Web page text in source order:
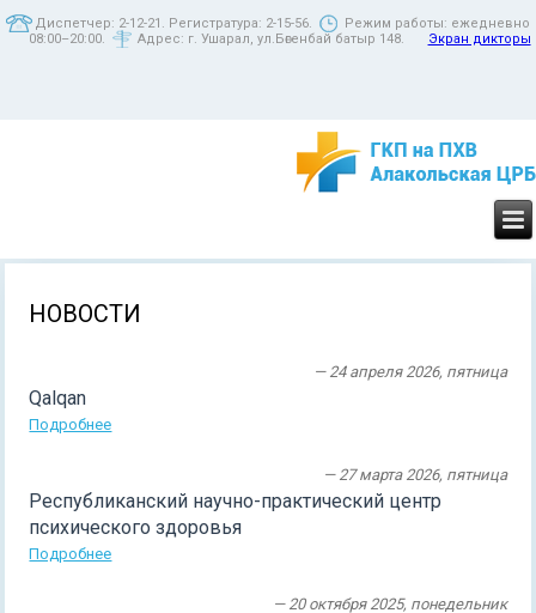
Диспетчер: 2-12-21. Регистратура: 2-15-56.
Режим работы: ежедневно
08:00–20:00.
Адрес: г. Ушарал, ул.Бөгенбай батыр 148. Экран дикторы
НОВОСТИ
— 24 апреля 2026, пятница
Qalqan
Подробнее
— 27 марта 2026, пятница
Республиканский научно-практический центр
психического здоровья
Подробнее
— 20 октября 2025, понедельник